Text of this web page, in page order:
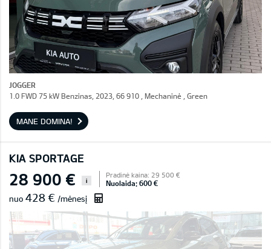
JOGGER
1.0 FWD 75 kW Benzinas, 2023, 66 910 , Mechaninė , Green
MANE DOMINA!
KIA SPORTAGE
28 900 € i
Pradinė kaina: 29 500 €
Nuolaida: 600 €
nuo 428 € /mėnesį